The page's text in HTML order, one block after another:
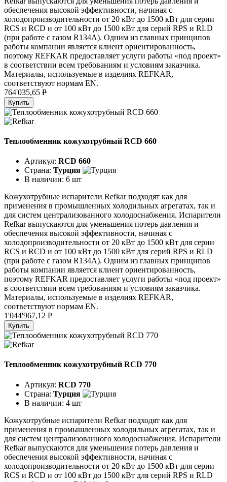
обеспечения высокой эффективности, начиная с
холодопроизводительности от 20 кВт до 1500 кВт для серии
RCS и RCD и от 100 кВт до 1500 кВт для серий RPS и RLD
(при работе с газом R134A). Одним из главных принципов
работы компании является клиент ориентированность,
поэтому REFKAR предоставляет услуги работы «под проект»
в соответствии всем требованиям и условиям заказчика.
Материалы, используемые в изделиях REFKAR,
соответствуют нормам EN.
764'035,65 P
Купить
Теплообменник кожухотрубный RCD 660
Артикул: RCD 660
Страна: Турция
В наличии: 6 шт
Кожухотрубные испарители Refkar подходят как для
применения в промышленных холодильных агрегатах, так и
для систем централизованного холодоснабжения. Испарители
Refkar выпускаются для уменьшения потерь давления и
обеспечения высокой эффективности, начиная с
холодопроизводительности от 20 кВт до 1500 кВт для серии
RCS и RCD и от 100 кВт до 1500 кВт для серий RPS и RLD
(при работе с газом R134A). Одним из главных принципов
работы компании является клиент ориентированность,
поэтому REFKAR предоставляет услуги работы «под проект»
в соответствии всем требованиям и условиям заказчика.
Материалы, используемые в изделиях REFKAR,
соответствуют нормам EN.
1'044'967,12 P
Купить
Теплообменник кожухотрубный RCD 770
Артикул: RCD 770
Страна: Турция
В наличии: 4 шт
Кожухотрубные испарители Refkar подходят как для
применения в промышленных холодильных агрегатах, так и
для систем централизованного холодоснабжения. Испарители
Refkar выпускаются для уменьшения потерь давления и
обеспечения высокой эффективности, начиная с
холодопроизводительности от 20 кВт до 1500 кВт для серии
RCS и RCD и от 100 кВт до 1500 кВт для серий RPS и RLD